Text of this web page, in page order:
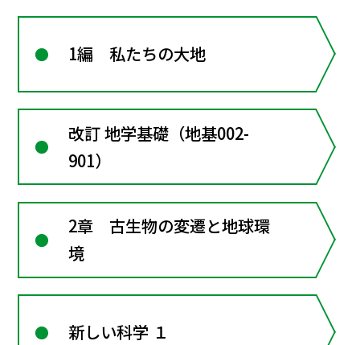
1編 私たちの大地
改訂 地学基礎（地基002-
901）
2章 古生物の変遷と地球環
境
新しい科学 １